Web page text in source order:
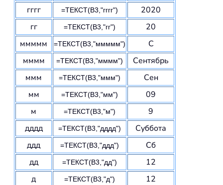
гггг =ТЕКСТ(B3,"гггг")
2020
гг
=ТЕКСТ(B3,"гг")
20
ммммм
=ТЕКСТ(B3,"ммммм")
С
мммм
=ТЕКСТ(B3,"мммм")
Сентябрь
ммм
=ТЕКСТ(B3,"ммм")
Сен
мм
=ТЕКСТ(B3,"мм")
09
м
=ТЕКСТ(B3,"м")
9
дддд
=ТЕКСТ(B3,"дддд")
Суббота
ддд
=ТЕКСТ(B3,"ддд")
Сб
дд
=ТЕКСТ(B3,"дд")
12
д
=ТЕКСТ(B3,"д")
12